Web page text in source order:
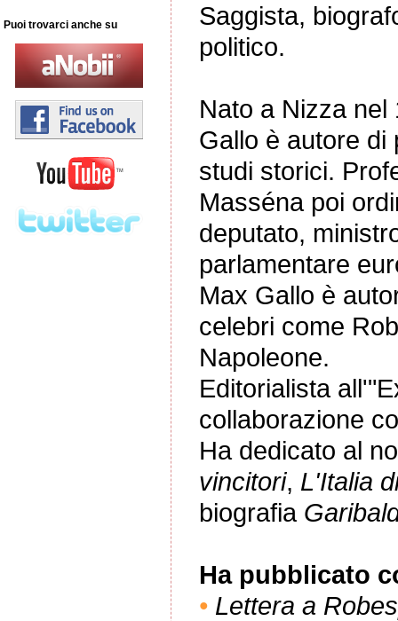
Puoi trovarci anche su
Saggista,
politico.
Nato a Nizza nel
Gallo è autore di
studi storici.
Masséna poi
deputato,
parlamentare
Max Gallo è
celebri come
Napoleone.
Editorialista
collaborazione
Ha dedicato al
vincitori, L'Italia
biografia
Ha pubblicato
• Lettera a